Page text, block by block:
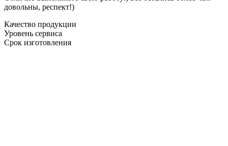
довольны, респект!)
Качество продукции
Уровень сервиса
Срок изготовления